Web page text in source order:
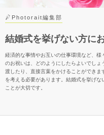
Photorait編集部
結婚式を挙げない方に
経済的な事情やお互いの仕事環境など、
のお祝いは、どのようにしたらよいでし
渡したり、直接言葉をかけることができ
を考える必要があります。結婚式を挙げ
ことが大切です。